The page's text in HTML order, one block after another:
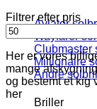
Aviator
Wayfarer
Clubmaster
Millionaire
Andre
Briller
Filtrer efter pris
Mindste
pris
Her er vores
mange
og bestemt et kig
her